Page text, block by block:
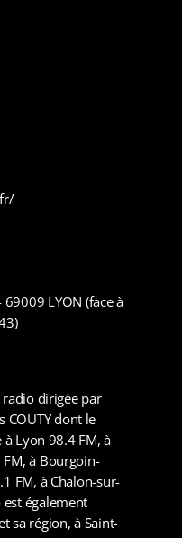
LYON (face à
dirigée par
COUTY dont le
à Lyon 98.4 FM, à
à Bourgoin-
FM, à Chalon-sur-
est également
sa région, à Saint-